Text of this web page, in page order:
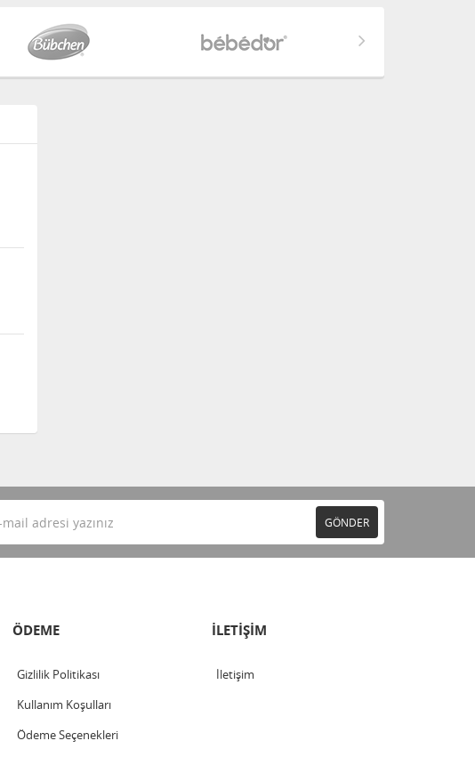
GÖNDER
ÖDEME
Gizlilik Politikası
Kullanım Koşulları
Ödeme Seçenekleri
İLETİŞİM
İletişim